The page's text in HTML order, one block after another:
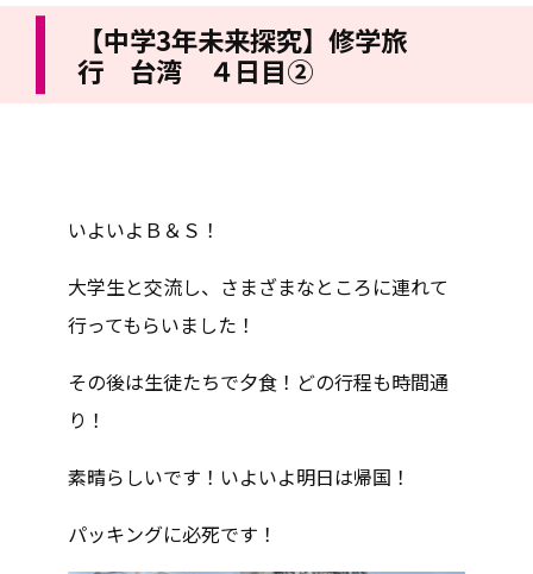
【中学3年未来探究】修学旅
行 台湾 ４日目②
いよいよＢ＆Ｓ！
大学生と交流し、さまざまなところに連れて
行ってもらいました！
その後は生徒たちで夕食！どの行程も時間通
り！
素晴らしいです！いよいよ明日は帰国！
パッキングに必死です！